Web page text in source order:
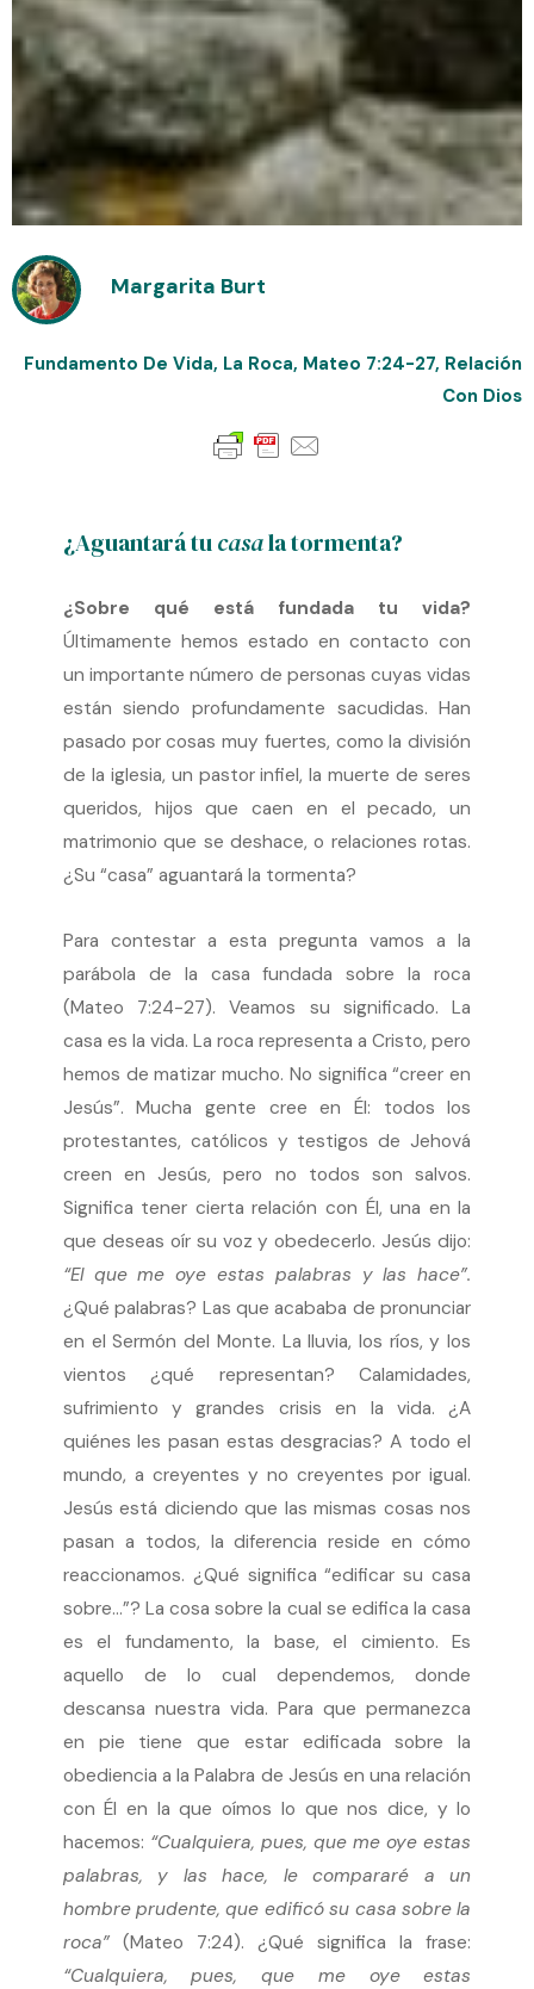
Margarita Burt
Fundamento De Vida, La Roca, Mateo 7:24-27, Relación
Con Dios
¿Aguantará tucasala tormenta?
¿Sobre qué está fundada tu vida?
Últimamente hemos estado en contacto con
un importante número de personas cuyas vidas
están siendo profundamente sacudidas. Han
pasado por cosas muy fuertes, como la división
de la iglesia, un pastor infiel, la muerte de seres
queridos, hijos que caen en el pecado, un
matrimonio que se deshace, o relaciones rotas.
¿Su “casa” aguantará la tormenta?
Para contestar a esta pregunta vamos a la
parábola de la casa fundada sobre la roca
(Mateo 7:24-27). Veamos su significado. La
casa es la vida. La roca representa a Cristo, pero
hemos de matizar mucho. No significa “creer en
Jesús”. Mucha gente cree en Él: todos los
protestantes, católicos y testigos de Jehová
creen en Jesús, pero no todos son salvos.
Significa tener cierta relación con Él, una en la
que deseas oír su voz y obedecerlo. Jesús dijo:
“El que me oye estas palabras y las hace”.
¿Qué palabras? Las que acababa de pronunciar
en el Sermón del Monte. La lluvia, los ríos, y los
vientos ¿qué representan? Calamidades,
sufrimiento y grandes crisis en la vida. ¿A
quiénes les pasan estas desgracias? A todo el
mundo, a creyentes y no creyentes por igual.
Jesús está diciendo que las mismas cosas nos
pasan a todos, la diferencia reside en cómo
reaccionamos. ¿Qué significa “edificar su casa
sobre…”? La cosa sobre la cual se edifica la casa
es el fundamento, la base, el cimiento. Es
aquello de lo cual dependemos, donde
descansa nuestra vida. Para que permanezca
en pie tiene que estar edificada sobre la
obediencia a la Palabra de Jesús en una relación
con Él en la que oímos lo que nos dice, y lo
hacemos: “Cualquiera, pues, que me oye estas
palabras, y las hace, le compararé a un
hombre prudente, que edificó su casa sobre la
roca” (Mateo 7:24). ¿Qué significa la frase:
“Cualquiera, pues, que me oye estas